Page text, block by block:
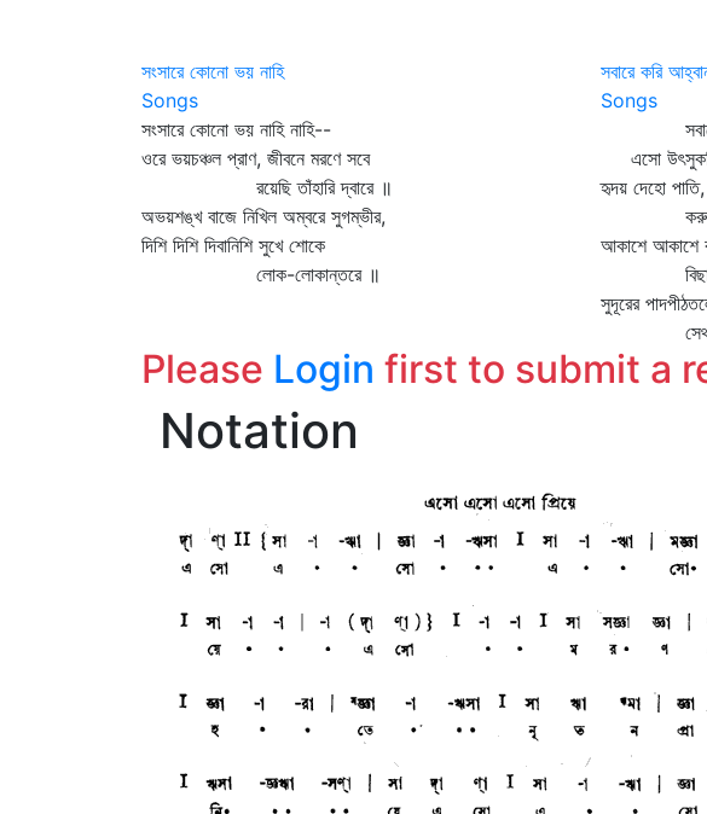
সংসারে কোনো ভয় নাহি
Songs
সংসারে কোনো ভয় নাহি নাহি--
ওরে ভয়চঞ্চল প্রাণ, জীবনে মরণে সবে
রয়েছি তাঁহারি দ্বারে ॥
অভয়শঙ্খ বাজে নিখিল অম্বরে সুগম্ভীর,
দিশি দিশি দিবানিশি সুখে শোকে
লোক-লোকান্তরে ॥
সবারে করি
Songs
সবারে
এসো
হৃদয় দেহো
করুক
আকাশে আকাশে
বিছায়ে
সুদূরের
সেথা
Please Login first to submit a
Notation